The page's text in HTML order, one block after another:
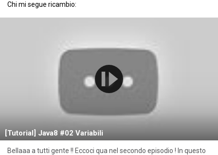
Chi mi segue ricambio:
[Tutorial] Java8 #02 Variabili
Bellaaa a tutti gente !! Eccoci qua nel secondo episodio ! In questo